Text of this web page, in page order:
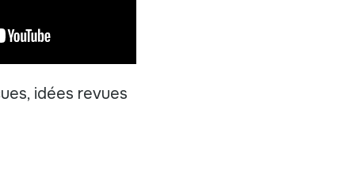
idées revues